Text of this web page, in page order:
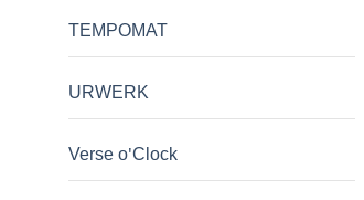
TEMPOMAT
URWERK
Verse o'Clock